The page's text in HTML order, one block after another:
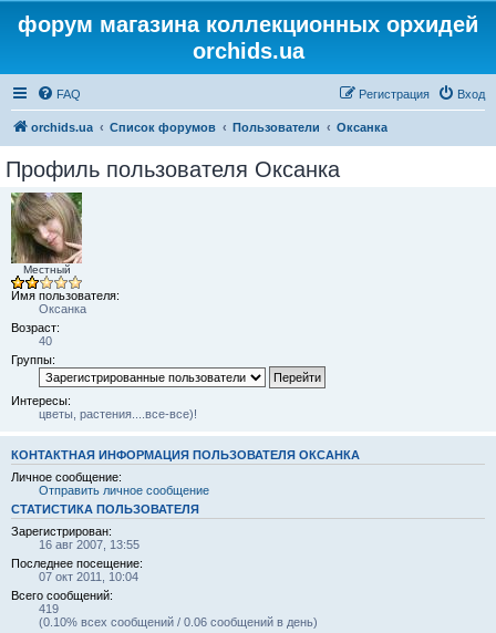
форум магазина коллекционных орхидей
orchids.ua
FAQ Вход
Регистрация
orchids.ua Список форумов Пользователи Оксанка
Профиль пользователя Оксанка
Местный
Имя пользователя:
Оксанка
Возраст:
40
Группы:
Интересы:
цветы, растения....все-все)!
КОНТАКТНАЯ ИНФОРМАЦИЯ ПОЛЬЗОВАТЕЛЯ ОКСАНКА
Личное сообщение:
Отправить личное сообщение
СТАТИСТИКА ПОЛЬЗОВАТЕЛЯ
Зарегистрирован:
16 авг 2007, 13:55
Последнее посещение:
07 окт 2011, 10:04
Всего сообщений:
419
(0.10% всех сообщений / 0.06 сообщений в день)